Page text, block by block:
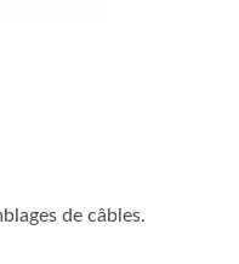
de câbles.